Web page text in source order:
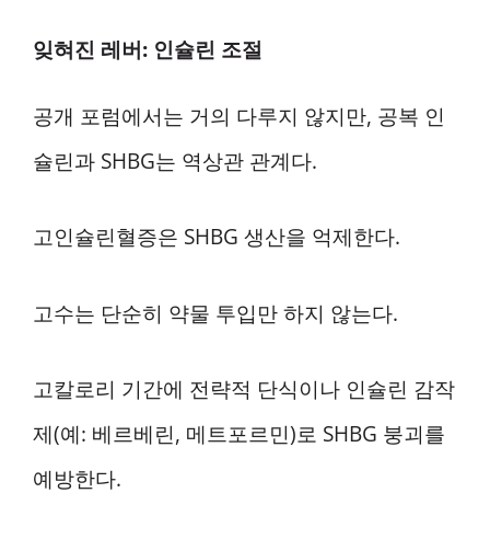
잊혀진 레버: 인슐린 조절
공개 포럼에서는 거의 다루지 않지만, 공복 인
슐린과 SHBG는 역상관 관계다.
고인슐린혈증은 SHBG 생산을 억제한다.
고수는 단순히 약물 투입만 하지 않는다.
고칼로리 기간에 전략적 단식이나 인슐린 감작
제(예: 베르베린, 메트포르민)로 SHBG 붕괴를
예방한다.